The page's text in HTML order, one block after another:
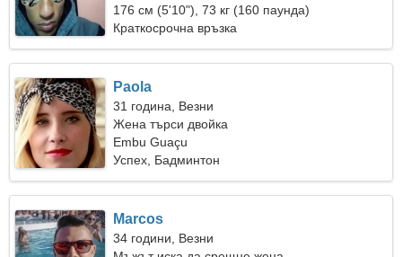
176 см (5'10"), 73 кг (160 паунда)
Краткосрочна връзка
Paola
31 година, Везни
Жена търси двойка
Embu Guaçu
Успех, Бадминтон
Marcos
34 години, Везни